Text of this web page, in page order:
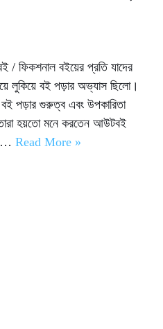
/ ফিকশনাল বইয়ের প্রতি যাদের
লুকিয়ে বই পড়ার অভ্যাস ছিলো।
বই পড়ার গুরুত্ব এবং উপকারিতা
তারা হয়তো মনে করতেন আউটবই
Read More »